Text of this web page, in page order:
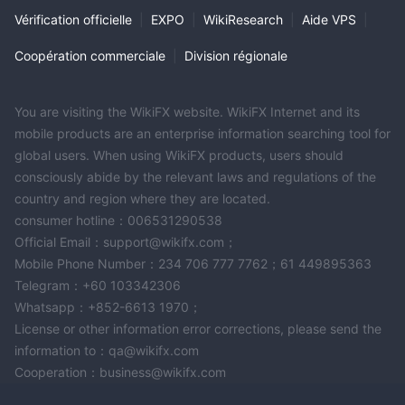
généralement effectués dans un délai de10 minutes.
Service Client
canaux
médias sociaux et un formulaire de contact en ligne.
Pour les demandes par e-mail, les utilisateurs peuvent contacter
différents services en fonction du type de demande :
support@xnce.com – Demandes générales
finance@xnce.com
– Demandes relatives aux fonds
trading@xnce.com – Demandes de trading
il@xnce.com – Assistance technique
partenaires@xnce.com– Demandes de coopération IB
backoffice@xnce.com– Demandes relatives au compte
marketing@xnce.com– Demandes de partenariats marketing
mlegal@xnce.com– Affaires juridiques
coo@xnce.com– Canal de contact du COO
Vérification officielle EXPO WikiResearch Aide VPS
Coopération commerciale Division régionale
You are visiting the WikiFX website. WikiFX Internet and its
mobile products are an enterprise information searching tool for
global users. When using WikiFX products, users should
consciously abide by the relevant laws and regulations of the
country and region where they are located.
consumer hotline：006531290538
Official Email：support@wikifx.com；
Mobile Phone Number：234 706 777 7762；61 449895363
Telegram：+60 103342306
Whatsapp：+852-6613 1970；
License or other information error corrections, please send the
information to：qa@wikifx.com
Cooperation：business@wikifx.com